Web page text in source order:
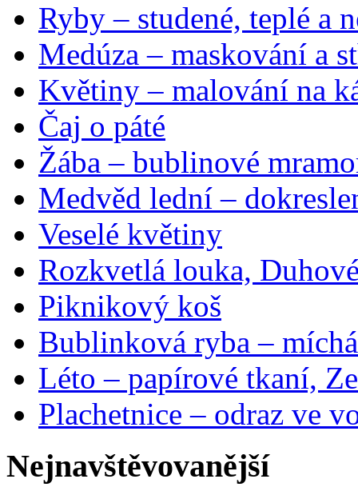
Ryby – studené, teplé a
Medúza – maskování a
Květiny – malování na
Čaj o páté
Žába – bublinové
Medvěd lední –
Veselé květiny
Rozkvetlá louka,
Piknikový koš
Bublinková ryba –
Léto – papírové tkaní,
Plachetnice – odraz ve
Nejnavštěvovanější